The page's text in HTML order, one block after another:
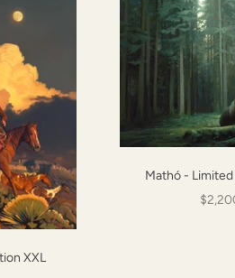
XXL
Mathó - Limited
Prix